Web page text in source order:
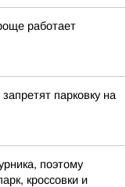
работает
парковку на
поэтому
кроссовки и